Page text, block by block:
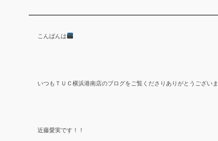
こんばんは
いつも ＴＵＣ横浜港南店のブログをご覧くださりありがとうござい
近藤愛実です！！